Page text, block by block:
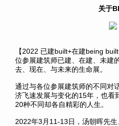
关于
【2022 已建built+在建being
位参展建筑师已建、在建、未建
去、现在、与未来的生命展。
通过与各位参展建筑师的不同对
济飞速发展与变化的15年，也看
20种不同却各自精彩的人生。
2022年3月11-13日，汤朝晖先